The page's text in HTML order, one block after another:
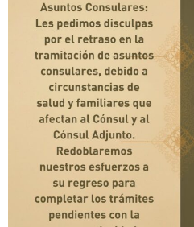
+34 91 345 32 58
Avda. de Pío XII, 20.
EMBAJADA
La embajada
Estado de Palestina
Historia de Palestina